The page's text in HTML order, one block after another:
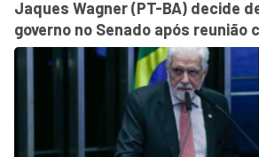
Jaques Wagner (PT-BA) decide
governo no Senado após reunião